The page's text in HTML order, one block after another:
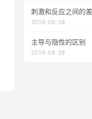
刺激和反应之间的
2019-08-28
主导与隐性的区别
2019-08-28